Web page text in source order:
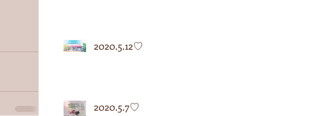
2020.5.12♡
2020.5.7♡